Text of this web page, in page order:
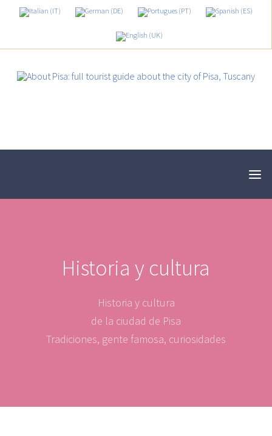
Historia y cultura
Historia y cultura
de la ciudad de Pisa
Tradiciones, gente famosa, curiosidades